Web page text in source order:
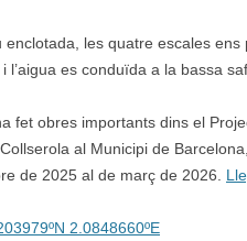
enclotada, les quatre escales
l’aigua es conduïda a la bassa
fet obres importants dins el
al Municipi de
de 2025 al de març de 2026.
2.0848660ºE